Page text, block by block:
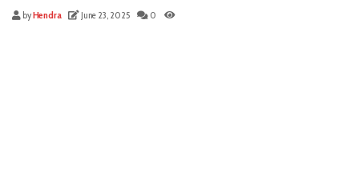
byHendra June 23, 2025 0